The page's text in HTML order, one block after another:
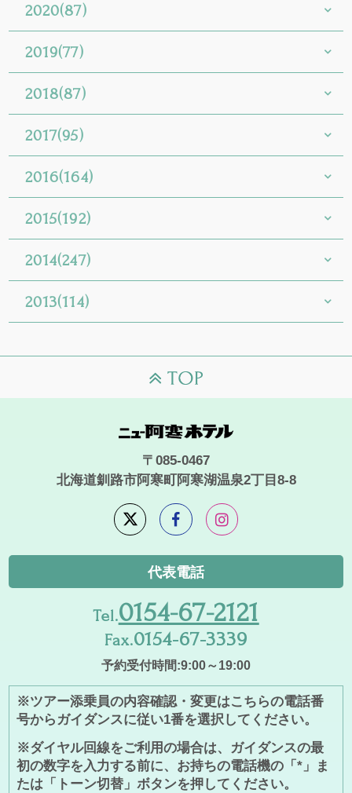
2020(87)
2019(77)
2018(87)
2017(95)
2016(164)
2015(192)
2014(247)
2013(114)
〒085-0467
北海道釧路市阿寒町阿寒湖温泉2丁目8-8
代表電話
Tel.0154-67-2121
Fax.0154-67-3339
予約受付時間:9:00～19:00
※ツアー添乗員の内容確認・変更はこちらの電話番
号からガイダンスに従い1番を選択してください。
※ダイヤル回線をご利用の場合は、ガイダンスの最
初の数字を入力する前に、お持ちの電話機の「*」ま
たは「トーン切替」ボタンを押してください。